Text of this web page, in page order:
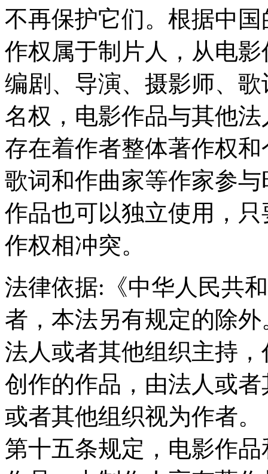
不再保护它们。根据中
作权属于制片人，从电
编剧、导演、摄影师、
名权，电影作品与其他
存在着作者整体著作权
歌词和作曲家等作家参
作品也可以独立使用，
作权相冲突。
法律依据:《中华人民共
者，本法另有规定的除
法人或者其他组织主持
创作的作品，由法人或
或者其他组织视为作者
第十五条规定，电影作